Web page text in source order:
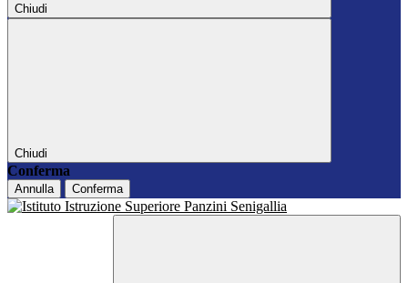
Chiudi
Chiudi
Conferma
Annulla Conferma